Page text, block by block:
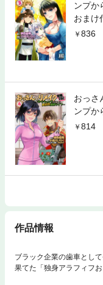
ンプか
おまけ
836
おっさ
ンプか
814
作品情報
ブラック企業の歯車とし
果てた「独身アラフィフ
が大当たりし、のんびり